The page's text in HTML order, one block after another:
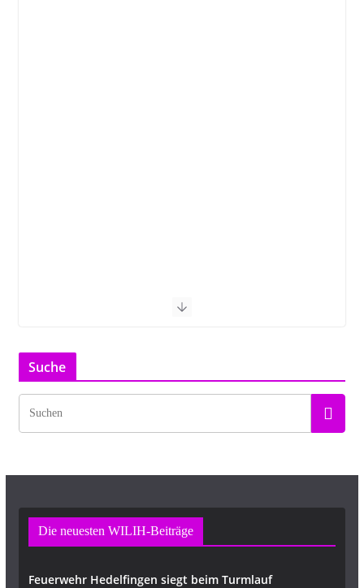
Suche
Die neuesten WILIH-Beiträge
Feuerwehr Hedelfingen siegt beim Turmlauf